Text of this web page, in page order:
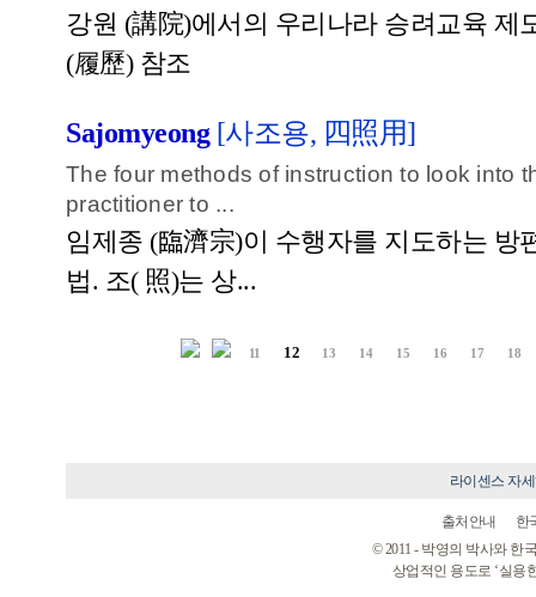
강원 (講院)에서의 우리나라 승려교육 제
(履歷) 참조
Sajomyeong[사조용, 四照用]
The four methods of instruction to look into
practitioner to ...
임제종 (臨濟宗)이 수행자를 지도하는 방
법. 조( 照)는 상...
11 12 13 14 15 16 17 18
라이센스 자
출처안내
한
© 2011 - 박영의 박사와 한
상업적인 용도로 ‘실용